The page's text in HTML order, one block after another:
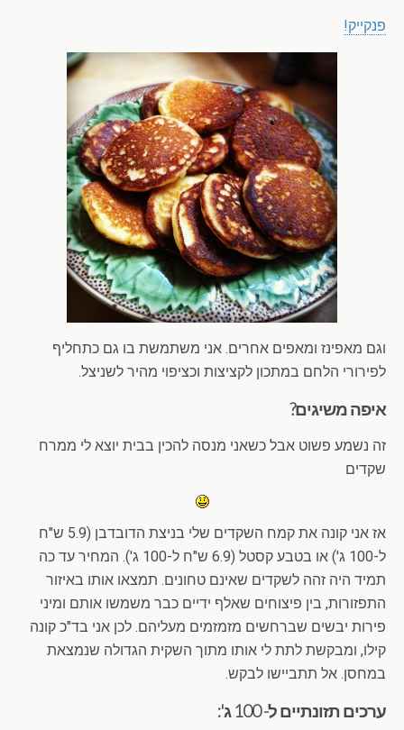
פנקייק!
וגם מאפינז ומאפים אחרים. אני משתמשת בו גם כתחליף
לפירורי הלחם במתכון לקציצות וכציפוי מהיר לשניצל.
איפה משיגים?
זה נשמע פשוט אבל כשאני מנסה להכין בבית יוצא לי ממרח
שקדים
אז אני קונה את קמח השקדים שלי בניצת הדובדבן (5.9 ש"ח
ל-100 ג') או בטבע קסטל (6.9 ש"ח ל-100 ג'). המחיר עד כה
תמיד היה זהה לשקדים שאינם טחונים. תמצאו אותו באיזור
התפזורות, בין פיצוחים שאלף ידיים כבר משמשו אותם ומיני
פירות יבשים שברחשים מזמזמים מעליהם. לכן אני בד"כ קונה
קילו, ומבקשת לתת לי אותו מתוך השקית הגדולה שנמצאת
במחסן. אל תתביישו לבקש.
ערכים תזונתיים ל- 100 ג':